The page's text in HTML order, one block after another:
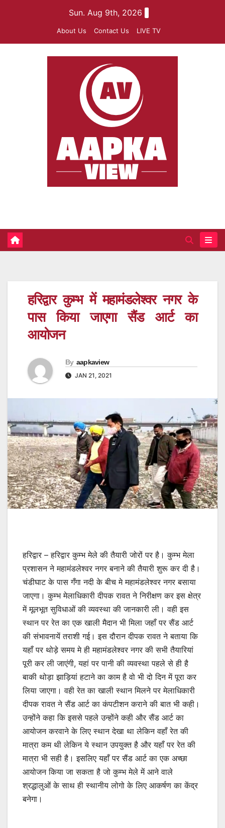
Sun. Aug 9th, 2026
About Us Contact Us LIVE TV
हरिद्वार कुम्भ में महामंडलेश्वर नगर के
पास किया जाएगा सैंड आर्ट का
आयोजन
By aapkaview
JAN 21, 2021
हरिद्वार – हरिद्वार कुम्भ मेले की तैयारी जोरों पर है। कुम्भ मेला
प्रशासन ने महामंडलेश्वर नगर बनाने की तैयारी शुरू कर दी है।
चंडीघाट के पास गँगा नदी के बीच मे महामंडलेश्वर नगर बसाया
जाएगा। कुम्भ मेलाधिकारी दीपक रावत ने निरीक्षण कर इस क्षेत्र
में मूलभूत सुविधाओं की व्यवस्था की जानकारी ली। वही इस
स्थान पर रेत का एक खाली मैदान भी मिला जहाँ पर सैंड आर्ट
की संभावनायें तराशी गई। इस दौरान दीपक रावत ने बताया कि
यहाँ पर थोड़े समय मे ही महामंडलेश्वर नगर की सभी तैयारियां
पूरी कर ली जाएंगी, यहां पर पानी की व्यवस्था पहले से ही है
बाकी थोड़ा झाड़ियां हटाने का काम है वो भी दो दिन में पूरा कर
लिया जाएगा। वही रेत का खाली स्थान मिलने पर मेलाधिकारी
दीपक रावत ने सैंड आर्ट का कंपटीशन कराने की बात भी कही।
उन्होंने कहा कि इससे पहले उन्होंने कही और सैंड आर्ट का
आयोजन करवाने के लिए स्थान देखा था लेकिन वहाँ रेत की
मात्रा कम थी लेकिन ये स्थान उपयुक्त है और यहाँ पर रेत की
मात्रा भी सही है। इसलिए यहाँ पर सैंड आर्ट का एक अच्छा
आयोजन किया जा सकता है जो कुम्भ मेले में आने वाले
श्रद्धालुओं के साथ ही स्थानीय लोगो के लिए आकर्षण का केंद्र
बनेगा।